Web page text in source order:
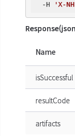
  -H
'X-
Name
isSuccessful
resultCode
artifacts